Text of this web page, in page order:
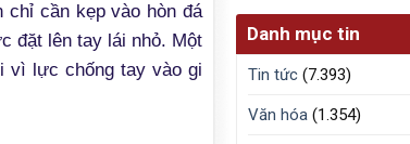
cần kẹp vào hòn đá
đặt lên tay lái nhỏ. Một
vì lực chống tay vào gi
Danh mục tin
Tin tức (7.393)
Văn hóa (1.354)